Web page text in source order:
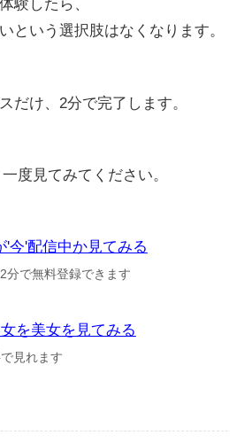
験したら、
という選択肢はなくなります。
だけ、2分で完了します。
度見てみてください。
'今'配信中か見てみる
で無料登録できます
を美女を見てみる
見れます